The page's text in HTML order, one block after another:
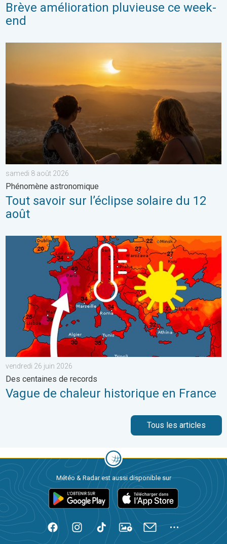
Brève amélioration pluvieuse ce week-
end
samedi 8 août 2026
Phénomène astronomique
Tout savoir sur l’éclipse solaire du 12
août
Vague de chaleur historique en France. Des centaines de
vendredi 26 juin 2026
Des centaines de records
Vague de chaleur historique en France
Tous les articles
Météo & Radar est aussi disponible sur